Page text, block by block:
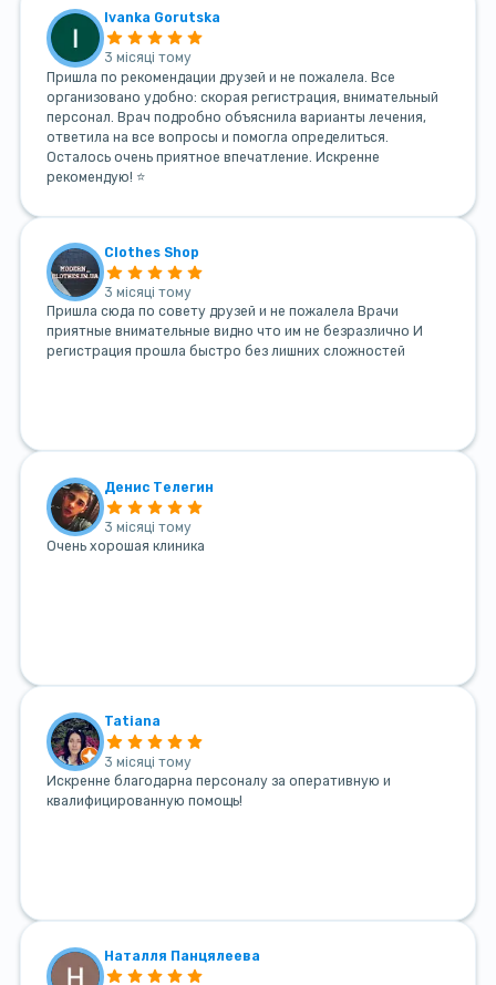
Ivanka Gorutska
3 місяці тому
Пришла по рекомендации друзей и не пожалела. Все
организовано удобно: скорая регистрация, внимательный
персонал. Врач подробно объяснила варианты лечения,
ответила на все вопросы и помогла определиться.
Осталось очень приятное впечатление. Искренне
рекомендую! ⭐
Clothes Shop
3 місяці тому
Пришла сюда по совету друзей и не пожалела Врачи
приятные внимательные видно что им не безразлично И
регистрация прошла быстро без лишних сложностей
Денис Телегин
3 місяці тому
Очень хорошая клиника
Tatiana
3 місяці тому
Искренне благодарна персоналу за оперативную и
квалифицированную помощь!
Наталля Панцялеева